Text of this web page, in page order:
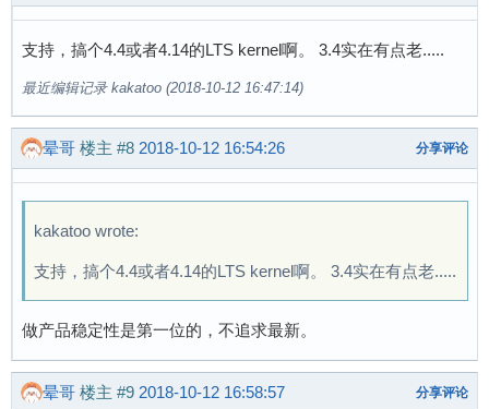
支持，搞个4.4或者4.14的LTS kernel啊。 3.4实在有点老.....
最近编辑记录 kakatoo (2018-10-12 16:47:14)
晕哥 楼主 #8 2018-10-12 16:54:26 分享评论
kakatoo wrote:
支持，搞个4.4或者4.14的LTS kernel啊。 3.4实在有点老.....
做产品稳定性是第一位的，不追求最新。
晕哥 楼主 #9 2018-10-12 16:58:57 分享评论